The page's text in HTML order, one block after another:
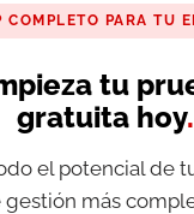
COMPLETO PARA TU
tu
gratuita hoy.
el potencial de
más